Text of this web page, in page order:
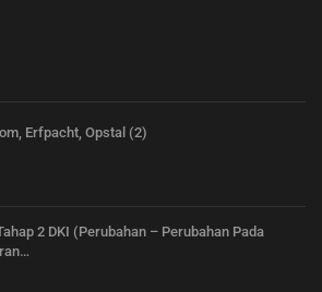
Erfpacht, Opstal (2)
2 DKI (Perubahan – Perubahan Pada